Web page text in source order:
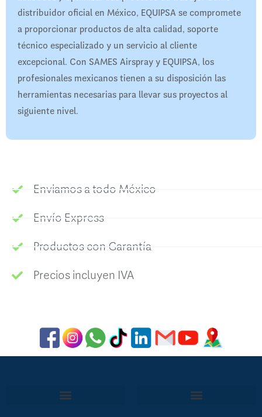
distribuidor oficial en México, EQUIPSA se compromete
a proporcionar productos de alta calidad, soporte
técnico especializado y un servicio al cliente
excepcional. Con SAMES Airspray y EQUIPSA, los
profesionales mexicanos tienen a su disposición las
herramientas necesarias para llevar sus proyectos al
siguiente nivel.​
Enviamos a todo México
Envío Express
Productos con Garantía
Precios incluyen IVA